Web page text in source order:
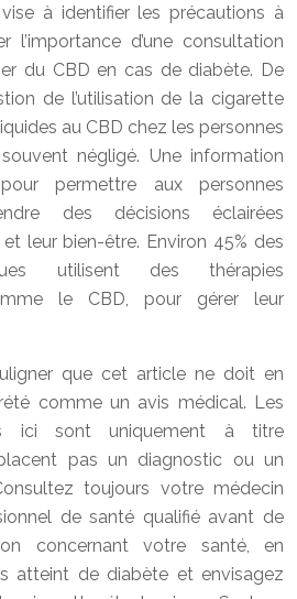
à identifier les précautions à
l’importance d’une consultation
du CBD en cas de diabète. De
de l’utilisation de la cigarette
au CBD chez les personnes
négligé. Une information
permettre aux personnes
des décisions éclairées
leur bien-être. Environ 45% des
utilisent des thérapies
le CBD, pour gérer leur
que cet article ne doit en
comme un avis médical. Les
ici sont uniquement à titre
pas un diagnostic ou un
toujours votre médecin
de santé qualifié avant de
concernant votre santé, en
atteint de diabète et envisagez